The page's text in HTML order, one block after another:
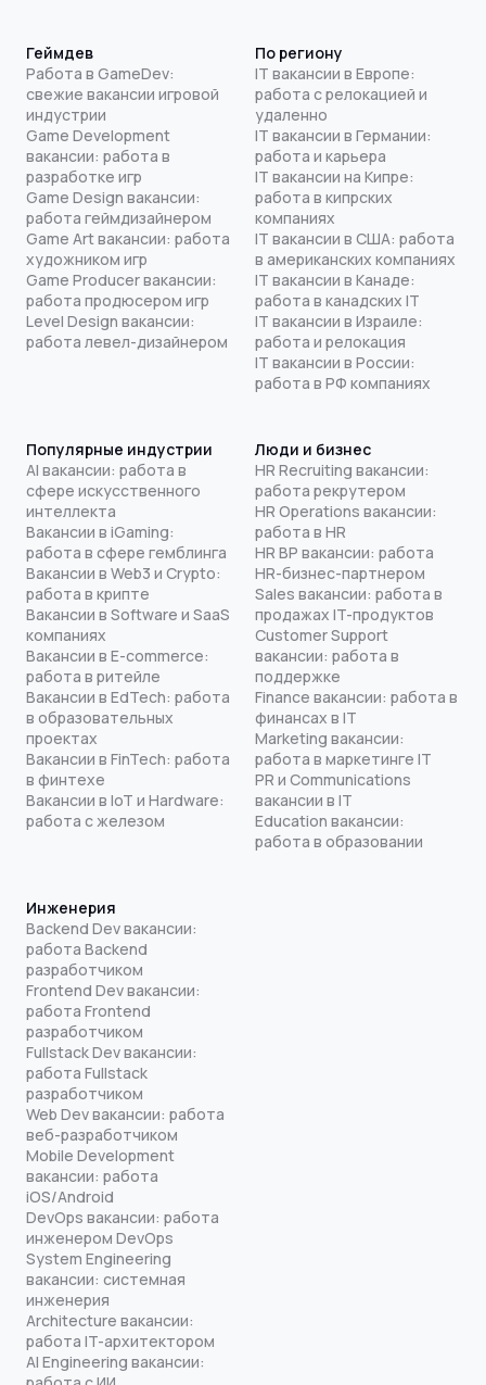
Геймдев
Работа в GameDev:
свежие вакансии игровой
индустрии
Game Development
вакансии: работа в
разработке игр
Game Design вакансии:
работа геймдизайнером
Game Art вакансии: работа
художником игр
Game Producer вакансии:
работа продюсером игр
Level Design вакансии:
работа левел-дизайнером
По региону
IT вакансии в Европе:
работа с релокацией и
удаленно
IT вакансии в Германии:
работа и карьера
IT вакансии на Кипре:
работа в кипрских
компаниях
IT вакансии в США: работа
в американских компаниях
IT вакансии в Канаде:
работа в канадских IT
IT вакансии в Израиле:
работа и релокация
IT вакансии в России:
работа в РФ компаниях
Популярные индустрии
AI вакансии: работа в
сфере искусственного
интеллекта
Вакансии в iGaming:
работа в сфере гемблинга
Вакансии в Web3 и Crypto:
работа в крипте
Вакансии в Software и SaaS
компаниях
Вакансии в E-commerce:
работа в ритейле
Вакансии в EdTech: работа
в образовательных
проектах
Вакансии в FinTech: работа
в финтехе
Вакансии в IoT и Hardware:
работа с железом
Люди и бизнес
HR Recruiting вакансии:
работа рекрутером
HR Operations вакансии:
работа в HR
HR BP вакансии: работа
HR-бизнес-партнером
Sales вакансии: работа в
продажах IT-продуктов
Customer Support
вакансии: работа в
поддержке
Finance вакансии: работа в
финансах в IT
Marketing вакансии:
работа в маркетинге IT
PR и Communications
вакансии в IT
Education вакансии:
работа в образовании
Инженерия
Backend Dev вакансии:
работа Backend
разработчиком
Frontend Dev вакансии:
работа Frontend
разработчиком
Fullstack Dev вакансии:
работа Fullstack
разработчиком
Web Dev вакансии: работа
веб-разработчиком
Mobile Development
вакансии: работа
iOS/Android
DevOps вакансии: работа
инженером DevOps
System Engineering
вакансии: системная
инженерия
Architecture вакансии:
работа IT-архитектором
AI Engineering вакансии: